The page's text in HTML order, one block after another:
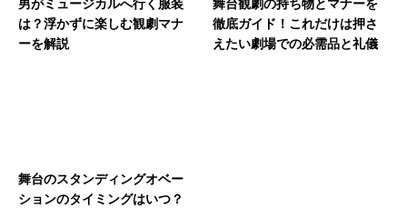
男がミュージカルへ行く服装
は？浮かずに楽しむ観劇マナ
ーを解説
舞台観劇の持ち物とマナーを
徹底ガイド！これだけは押さ
えたい劇場での必需品と礼儀
舞台のスタンディングオベー
ションのタイミングはいつ？